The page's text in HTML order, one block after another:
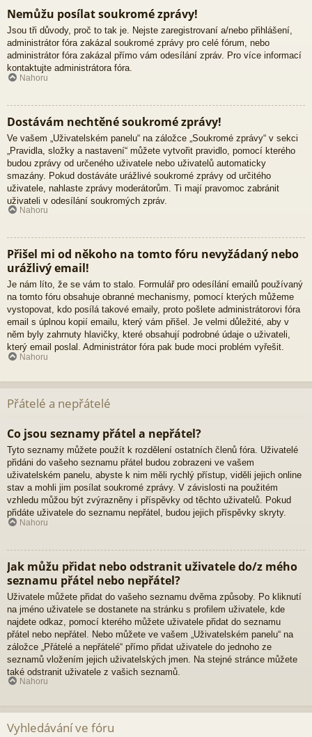
Nemůžu posílat soukromé zprávy!
Jsou tři důvody, proč to tak je. Nejste zaregistrovaní a/nebo přihlášení,
administrátor fóra zakázal soukromé zprávy pro celé fórum, nebo
administrátor fóra zakázal přímo vám odesílání zpráv. Pro více informací
kontaktujte administrátora fóra.
Nahoru
Dostávám nechtěné soukromé zprávy!
Ve vašem „Uživatelském panelu“ na záložce „Soukromé zprávy“ v sekci
„Pravidla, složky a nastavení“ můžete vytvořit pravidlo, pomocí kterého
budou zprávy od určeného uživatele nebo uživatelů automaticky
smazány. Pokud dostáváte urážlivé soukromé zprávy od určitého
uživatele, nahlaste zprávy moderátorům. Ti mají pravomoc zabránit
uživateli v odesílání soukromých zpráv.
Nahoru
Přišel mi od někoho na tomto fóru nevyžádaný nebo
urážlivý email!
Je nám líto, že se vám to stalo. Formulář pro odesílání emailů používaný
na tomto fóru obsahuje obranné mechanismy, pomocí kterých můžeme
vystopovat, kdo posílá takové emaily, proto pošlete administrátorovi fóra
email s úplnou kopií emailu, který vám přišel. Je velmi důležité, aby v
něm byly zahrnuty hlavičky, které obsahují podrobné údaje o uživateli,
který email poslal. Administrátor fóra pak bude moci problém vyřešit.
Nahoru
Přátelé a nepřátelé
Co jsou seznamy přátel a nepřátel?
Tyto seznamy můžete použít k rozdělení ostatních členů fóra. Uživatelé
přidáni do vašeho seznamu přátel budou zobrazeni ve vašem
uživatelském panelu, abyste k nim měli rychlý přístup, viděli jejich online
stav a mohli jim posílat soukromé zprávy. V závislosti na použitém
vzhledu můžou být zvýrazněny i příspěvky od těchto uživatelů. Pokud
přidáte uživatele do seznamu nepřátel, budou jejich příspěvky skryty.
Nahoru
Jak můžu přidat nebo odstranit uživatele do/z mého
seznamu přátel nebo nepřátel?
Uživatele můžete přidat do vašeho seznamu dvěma způsoby. Po kliknutí
na jméno uživatele se dostanete na stránku s profilem uživatele, kde
najdete odkaz, pomocí kterého můžete uživatele přidat do seznamu
přátel nebo nepřátel. Nebo můžete ve vašem „Uživatelském panelu“ na
záložce „Přátelé a nepřátelé“ přímo přidat uživatele do jednoho ze
seznamů vložením jejich uživatelských jmen. Na stejné stránce můžete
také odstranit uživatele z vašich seznamů.
Nahoru
Vyhledávání ve fóru